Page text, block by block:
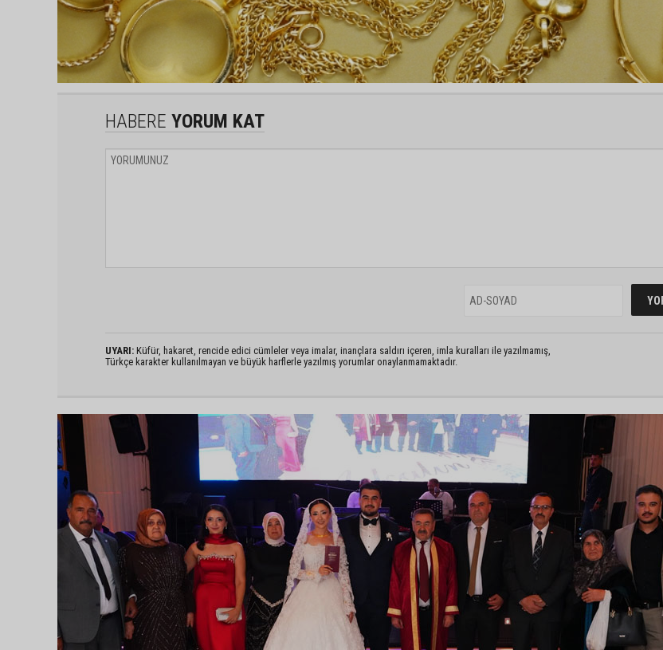
HABERE YORUM KAT
UYARI: Küfür, hakaret, rencide edici cümleler veya imalar, inançlara saldırı içeren, imla kuralları ile yazılmamış,
Türkçe karakter kullanılmayan ve büyük harflerle yazılmış yorumlar onaylanmamaktadır.